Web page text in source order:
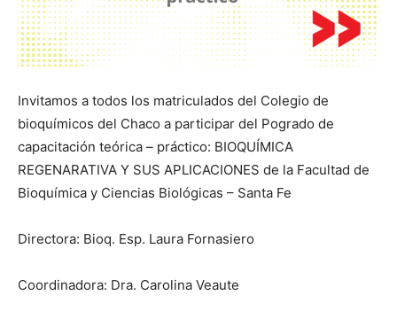
Invitamos a todos los matriculados del Colegio de
bioquímicos del Chaco a participar del Pogrado de
capacitación teórica – práctico: BIOQUÍMICA
REGENARATIVA Y SUS APLICACIONES de la Facultad de
Bioquímica y Ciencias Biológicas – Santa Fe
Directora: Bioq. Esp. Laura Fornasiero
Coordinadora: Dra. Carolina Veaute